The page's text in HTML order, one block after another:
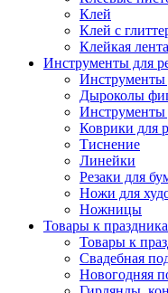
Клей
Клей с
Клейкая лента
Инструменты для
Инструменты
Дыроколы
Инструменты
Коврики для
Тиснение
Линейки
Резаки для
Ножи для
Ножницы
Товары к
Товары к
Свадебная
Новогодняя